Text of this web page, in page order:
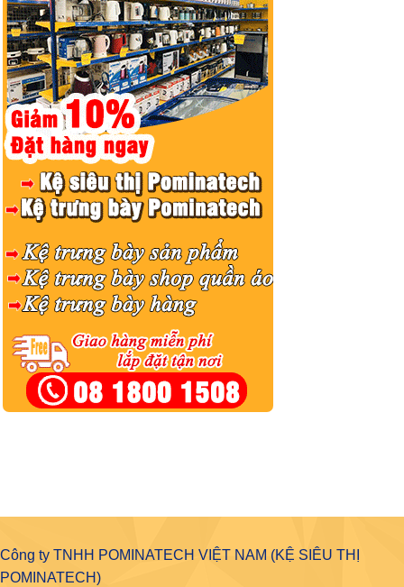
Công ty TNHH POMINATECH VIỆT NAM (KỆ SIÊU THỊ
POMINATECH)